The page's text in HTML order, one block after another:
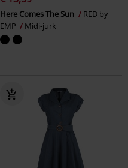
Here Comes The Sun
RED by
EMP
Midi-jurk